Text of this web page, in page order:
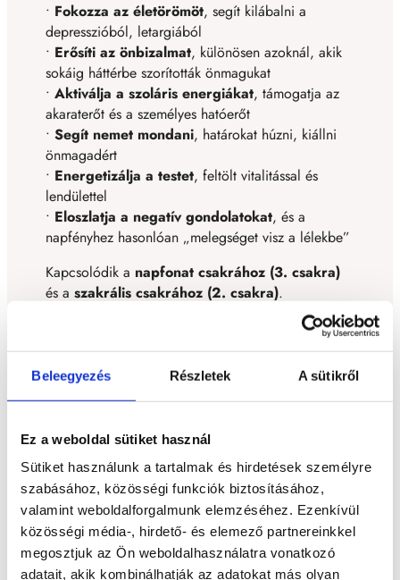
Beleegyezés Részletek A sütikről
Ez a weboldal sütiket használ
Sütiket használunk a tartalmak és hirdetések személyre
szabásához, közösségi funkciók biztosításához,
valamint weboldalforgalmunk elemzéséhez. Ezenkívül
közösségi média-, hirdető- és elemező partnereinkkel
megosztjuk az Ön weboldalhasználatra vonatkozó
adatait, akik kombinálhatják az adatokat más olyan
• Fokozza az életörömöt, segít kilábalni a
depresszióból, letargiából
• Erősíti az önbizalmat, különösen azoknál, akik
sokáig háttérbe szorították önmagukat
•Aktiválja a szoláris energiákat, támogatja az
akaraterőt és a személyes hatóerőt
•Segít nemet mondani, határokat húzni, kiállni
önmagadért
• Energetizálja a testet, feltölt vitalitással és
lendülettel
• Eloszlatja a negatív gondolatokat, és a
napfényhez hasonlóan „melegséget visz a lélekbe”
Kapcsolódik a napfonat csakrához (3. csakra)
és aszakrális csakrához (2. csakra).
legértékesebb napkő-változata, amelyben gyakran
láthatók rézlemez-szerű zárványok – ezek okozzák
gyakran használják talizmánként olyan emberek,
akikújrakezdésrevagybelső megerősödésre
vágynak.
🏡Hogyan használd a napkövet a
mindennapokban?